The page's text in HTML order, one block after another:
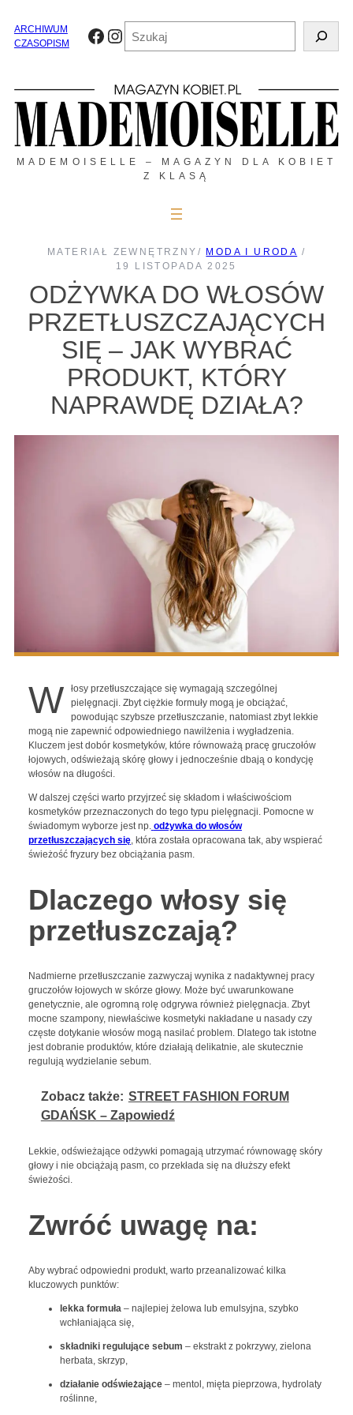
treściARCHIWUM
CZASOPISM
Facebook
Instagram
MADEMOISELLE – MAGAZYN DLA KOBIET
Z KLASĄ
MATERIAŁ ZEWNĘTRZNY / MODA I URODA /
19 LISTOPADA 2025
ODŻYWKA DO WŁOSÓW
PRZETŁUSZCZAJĄCYCH
SIĘ – JAK WYBRAĆ
PRODUKT, KTÓRY
NAPRAWDĘ DZIAŁA?
W
łosy przetłuszczające się wymagają szczególnej
pielęgnacji. Zbyt ciężkie formuły mogą je obciążać,
powodując szybsze przetłuszczanie, natomiast zbyt lekkie
mogą nie zapewnić odpowiedniego nawilżenia i wygładzenia.
Kluczem jest dobór kosmetyków, które równoważą pracę gruczołów
łojowych, odświeżają skórę głowy i jednocześnie dbają o kondycję
włosów na długości.
W dalszej części warto przyjrzeć się składom i właściwościom
kosmetyków przeznaczonych do tego typu pielęgnacji. Pomocne w
świadomym wyborze jest np. odżywka do włosów
przetłuszczających się, która została opracowana tak, aby wspierać
świeżość fryzury bez obciążania pasm.
Dlaczego włosy się
przetłuszczają?
Nadmierne przetłuszczanie zazwyczaj wynika z nadaktywnej pracy
gruczołów łojowych w skórze głowy. Może być uwarunkowane
genetycznie, ale ogromną rolę odgrywa również pielęgnacja. Zbyt
mocne szampony, niewłaściwe kosmetyki nakładane u nasady czy
częste dotykanie włosów mogą nasilać problem. Dlatego tak istotne
jest dobranie produktów, które działają delikatnie, ale skutecznie
regulują wydzielanie sebum.
Zobacz także: STREET FASHION FORUM
GDAŃSK – Zapowiedź
Lekkie, odświeżające odżywki pomagają utrzymać równowagę skóry
głowy i nie obciążają pasm, co przekłada się na dłuższy efekt
świeżości.
Zwróć uwagę na:
Aby wybrać odpowiedni produkt, warto przeanalizować kilka
kluczowych punktów:
lekka formuła – najlepiej żelowa lub emulsyjna, szybko
wchłaniająca się,
składniki regulujące sebum – ekstrakt z pokrzywy, zielona
herbata, skrzyp,
działanie odświeżające– mentol, mięta pieprzowa, hydrolaty
roślinne,